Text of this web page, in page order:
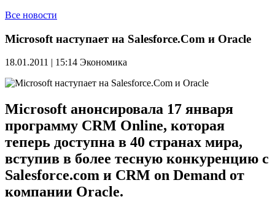
Все новости
Microsoft наступает на Salesforce.Com и Oracle
18.01.2011 | 15:14 Экономика
Microsoft анонсировала 17 января
программу CRM Online, которая
теперь доступна в 40 странах мира,
вступив в более тесную конкуренцию с
Salesforce.com и CRM on Demand от
компании Oracle.